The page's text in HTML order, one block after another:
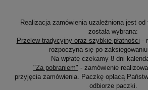
Realizacja zamówienia uzależniona jest od
została wybrana:
Przelew tradycyjny oraz szybkie płatności -
rozpoczyna się po zaksięgowaniu
Na wpłatę czekamy 8 dni
"Za pobraniem" - zamówienie
przyjęcia zamówienia. Paczkę opłacą
odbiorze paczki.